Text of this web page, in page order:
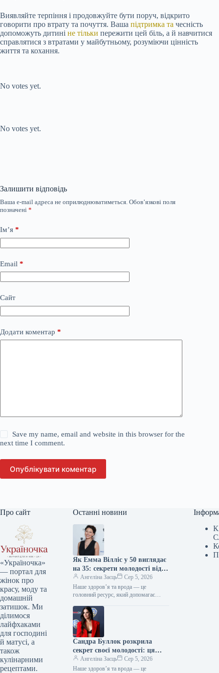
Виявляйте терпіння і продовжуйте бути поруч, відкрито
говорити про втрату та почуття. Ваша підтримка та чесність
допоможуть дитині не тільки пережити цей біль, а й навчитися
справлятися з втратами у майбутньому, розуміючи цінність
життя та кохання.
No votes yet.
No votes yet.
Залишити відповідь
Ваша e-mail адреса не оприлюднюватиметься. Обов’язкові поля
позначені *
Ім’я *
Email *
Сайт
Додати коментар *
Save my name, email and website in this browser for the
next time I comment.
Опублікувати коментар
Про сайт
«Україночка»
— портал для
жінок про
красу, моду та
домашній
затишок. Ми
ділимося
лайфхаками
для господині
й матусі, а
також
кулінарними
рецептами.
Останні новини
Як Емма Вілліс у 50 виглядає
на 35: секрети молодості від
зірки
Ангеліна Заєць
Сер 5, 2026
Наше здоров’я та врода — це
головний ресурс, який допомагає
Редакція «Україночки» підготувала
для вас…
Сандра Буллок розкрила
секрет своєї молодості: ця
звичка дивує світ
Ангеліна Заєць
Сер 5, 2026
Наше здоров’я та врода — це